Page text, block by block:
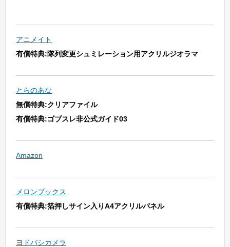
アニメイト
有償特典:隊列変更シュミレーション用アクリルジオラマ
とらのあな
無償特典:クリアファイル
有償特典:ゴブスレ非公式ガイド03
Amazon
メロンブックス
有償特典:箔押しサイン入りA4アクリルパネル
ヨドバシカメラ